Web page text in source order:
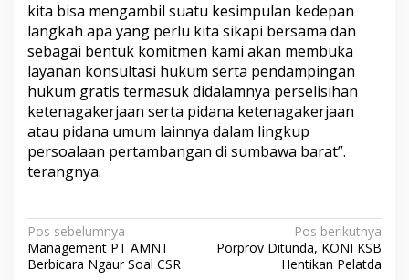
kita bisa mengambil suatu kesimpulan kedepan
langkah apa yang perlu kita sikapi bersama dan
sebagai bentuk komitmen kami akan membuka
layanan konsultasi hukum serta pendampingan
hukum gratis termasuk didalamnya perselisihan
ketenagakerjaan serta pidana ketenagakerjaan
atau pidana umum lainnya dalam lingkup
persoalaan pertambangan di sumbawa barat”.
terangnya.
N
a
Pos sebelumnya
Management PT AMNT
Berbicara Ngaur Soal CSR
Pos berikutnya
Porprov Ditunda, KONI KSB
Hentikan Pelatda